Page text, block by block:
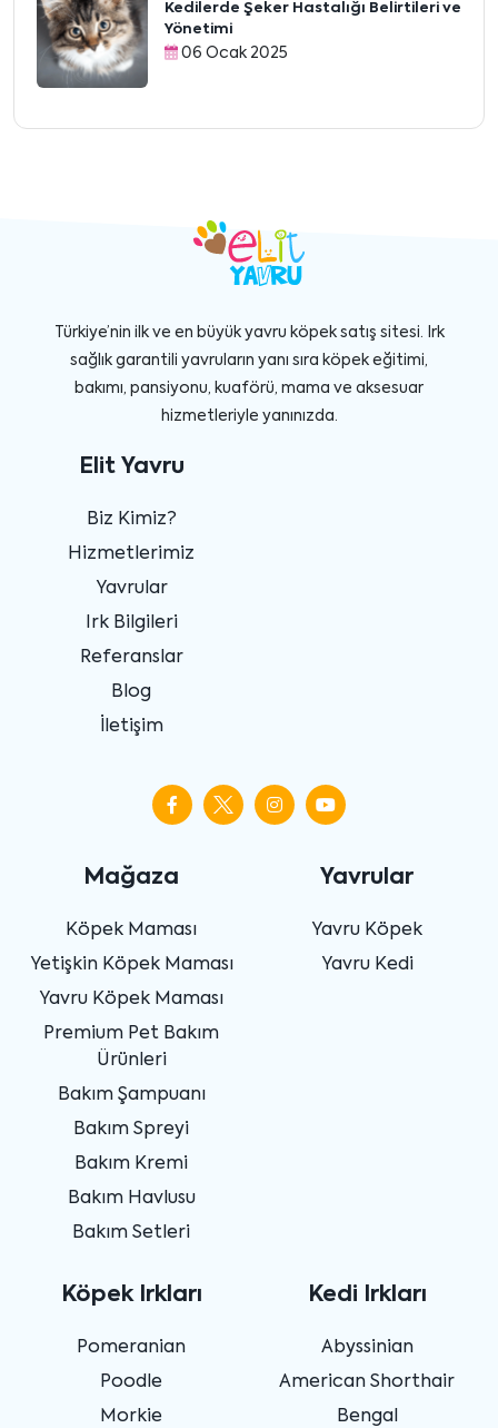
Kedilerde Şeker Hastalığı Belirtileri ve
Yönetimi
06 Ocak 2025
Türkiye’nin ilk ve en büyük yavru köpek satış sitesi. Irk
sağlık garantili yavruların yanı sıra köpek eğitimi,
bakımı, pansiyonu, kuaförü, mama ve aksesuar
hizmetleriyle yanınızda.
Elit Yavru
Biz Kimiz?
Hizmetlerimiz
Yavrular
Irk Bilgileri
Referanslar
Blog
İletişim
Mağaza
Köpek Maması
Yetişkin Köpek Maması
Yavru Köpek Maması
Premium Pet Bakım
Ürünleri
Bakım Şampuanı
Bakım Spreyi
Bakım Kremi
Bakım Havlusu
Bakım Setleri
Yavrular
Yavru Köpek
Yavru Kedi
Köpek Irkları
Pomeranian
Poodle
Morkie
Kedi Irkları
Abyssinian
American Shorthair
Bengal